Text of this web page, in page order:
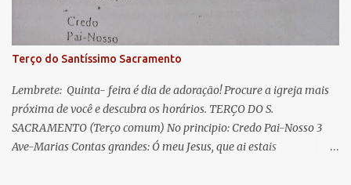
doce e sempre Virgem Maria. Rogai por nós Santa Mãe de Deus.
Para que sejamos dignos das promessas de Cristo. Amém.
Terço do Santíssimo Sacramento
Lembrete: Quinta- feira é dia de adoração! Procure a igreja mais
próxima de você e descubra os horários. TERÇO DO S.
SACRAMENTO (Terço comum) No principio: Credo Pai-Nosso 3
Ave-Marias Contas grandes: Ó meu Jesus, que ai estais